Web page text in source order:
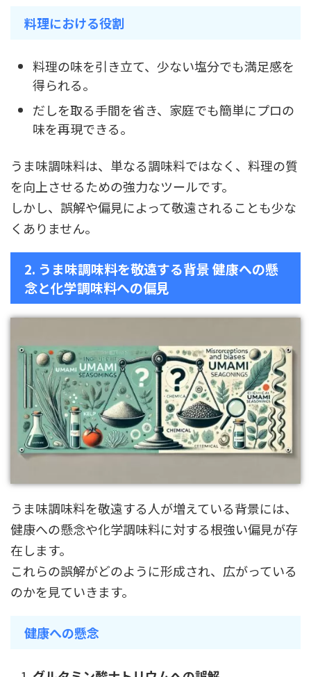
料理における役割
料理の味を引き立て、少ない塩分でも満足感を
得られる。
だしを取る手間を省き、家庭でも簡単にプロの
味を再現できる。
うま味調味料は、単なる調味料ではなく、料理の質
を向上させるための強力なツールです。
しかし、誤解や偏見によって敬遠されることも少な
くありません。
2. うま味調味料を敬遠する背景 健康への懸
念と化学調味料への偏見
うま味調味料を敬遠する人が増えている背景には、
健康への懸念や化学調味料に対する根強い偏見が存
在します。
これらの誤解がどのように形成され、広がっている
のかを見ていきます。
健康への懸念